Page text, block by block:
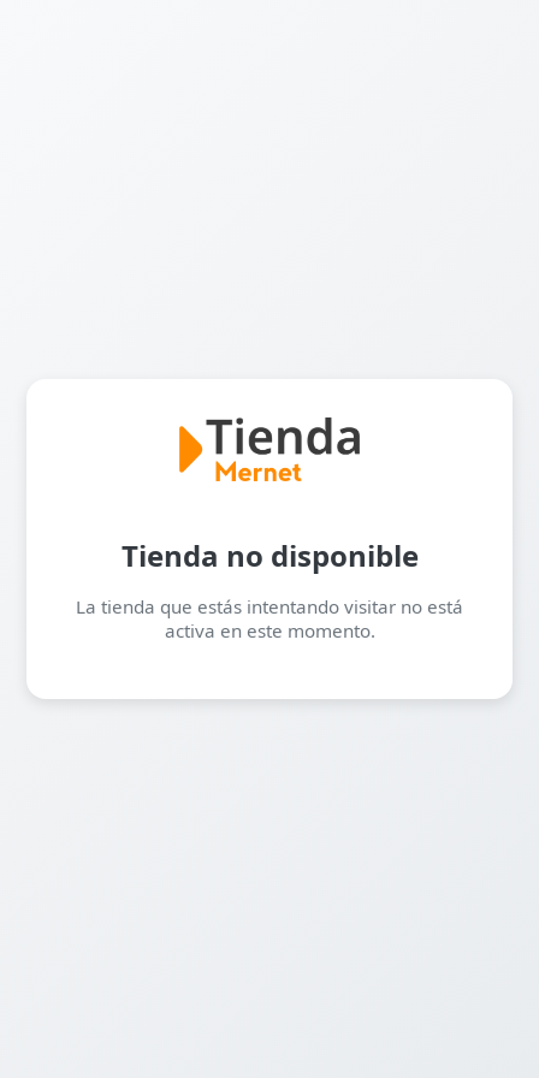
Tienda no disponible
La tienda que estás intentando visitar no está
activa en este momento.